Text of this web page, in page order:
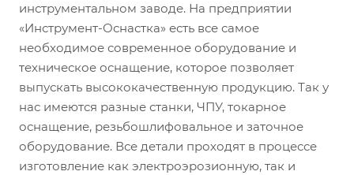
инструментальном заводе. На предприятии
«Инструмент-Оснастка» есть все самое
необходимое современное оборудование и
техническое оснащение, которое позволяет
выпускать высококачественную продукцию. Так у
нас имеются разные станки, ЧПУ, токарное
оснащение, резьбошлифовальное и заточное
оборудование. Все детали проходят в процессе
изготовление как электроэрозионную, так и